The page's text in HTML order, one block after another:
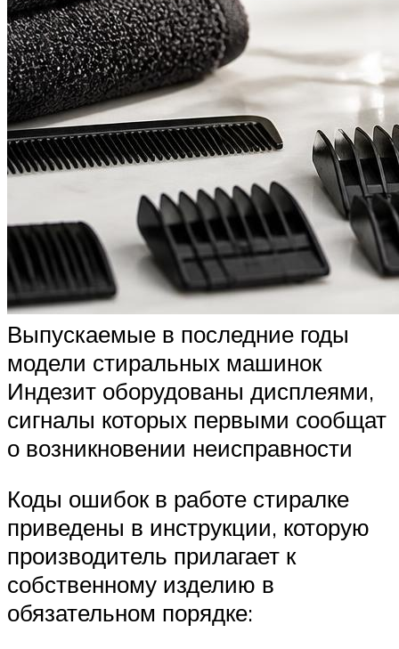
Выпускаемые в последние годы
модели стиральных машинок
Индезит оборудованы дисплеями,
сигналы которых первыми сообщат
о возникновении неисправности
Коды ошибок в работе стиралке
приведены в инструкции, которую
производитель прилагает к
собственному изделию в
обязательном порядке: